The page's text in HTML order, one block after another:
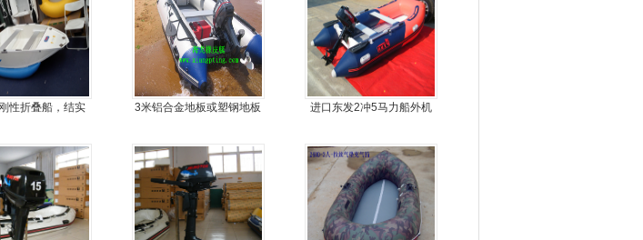
性折叠船，结实
3米铝合金地板或塑钢地板
舟，动力艇
进口东发2冲5马力船外机